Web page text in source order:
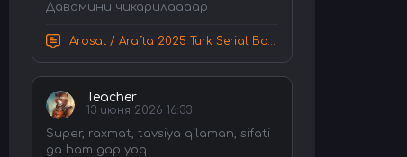
Давомини чикарилаааар
Arosat / Arafta 2025 Turk Serial Barcha Qismlar Uzbek tilida Tarjima Serial tas-ix skachat
Teacher
13 июня 2026 16:33
Super, raxmat, tavsiya qilaman, sifati
ga ham gap yoq.